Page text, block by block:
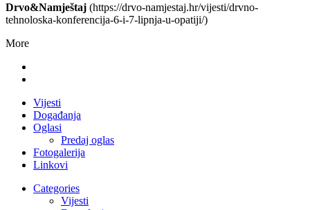
Drvo&Namještaj (https://drvo-namjestaj.hr/vijesti/drvno-
tehnoloska-konferencija-6-i-7-lipnja-u-opatiji/)
More
Vijesti
Događanja
Oglasi
Predaj oglas
Fotogalerija
Linkovi
Categories
Vijesti